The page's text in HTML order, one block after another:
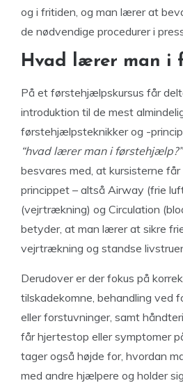
og i fritiden, og man lærer at
de nødvendige procedurer i
Hvad lærer man i
På et førstehjælpskursus får
introduktion til de mest
førstehjælpsteknikker og -
“hvad lærer man i førstehjælp?”
besvares med, at kursisterne
princippet – altså Airway (frie
(vejrtrækning) og Circulation
betyder, at man lærer at sikre
vejrtrækning og standse
Derudover er der fokus på
tilskadekomne, behandling ved
eller forstuvninger, samt
får hjertestop eller symptomer
tager også højde for, hvordan
med andre hjælpere og holder